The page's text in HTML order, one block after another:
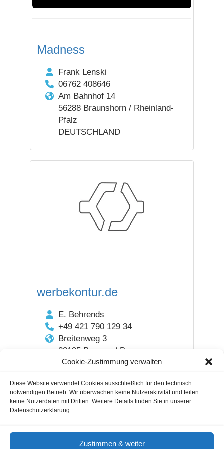
Cookie-Zustimmung verwalten
Diese Website verwendet Cookies ausschließlich für den technisch
notwendigen Betrieb. Wir überwachen keine Nutzeraktivität und teilen
keine Nutzerdaten mit Dritten. Weitere Details finden Sie in unserer
Datenschutzerklärung.
Zustimmen & weiter
Madness
Frank Lenski
06762 408646
Am Bahnhof 14
56288 Braunshorn / Rheinland-
Pfalz
DEUTSCHLAND
werbekontur.de
E. Behrends
+49 421 790 129 34
Breitenweg 3
28195 Bremen / Bremen
DEUTSCHLAND
Gastautoren / Gastartikel
Impressum & Datenschutz